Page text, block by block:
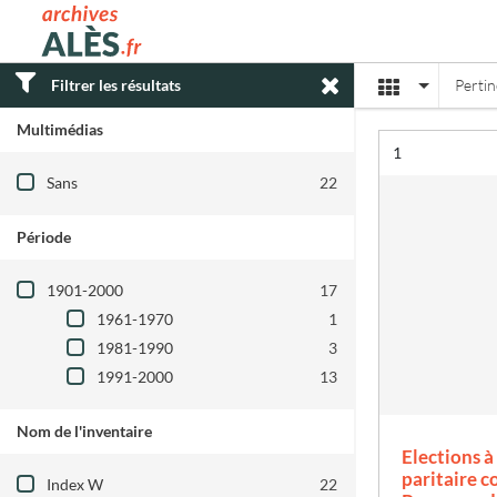
Archives municipales d'Alès
Filtrer les résultats
Multimédias
Filtre les résultats par : Multimédias
Sans 22
Période
Filtre les résultats par : Période
1901-2000
17
1961-1970
1
1981-1990
3
1991-2000
13
Nom de l'inventaire
Filtre les résultats par : Nom de
Index W 22
Affichage
Résultat n°
1
Elections
paritaire